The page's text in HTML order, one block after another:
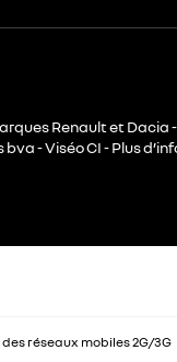
Renault et
bva - Viséo CI - Plus
réseaux mobiles 2G/3G